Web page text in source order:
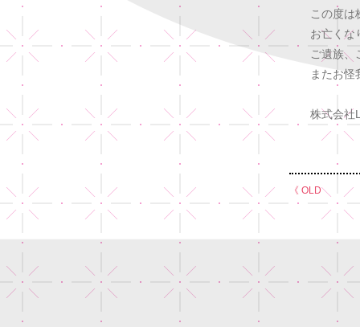
この度
お亡くな
ご遺族、
またお
株式会社
《 OLD